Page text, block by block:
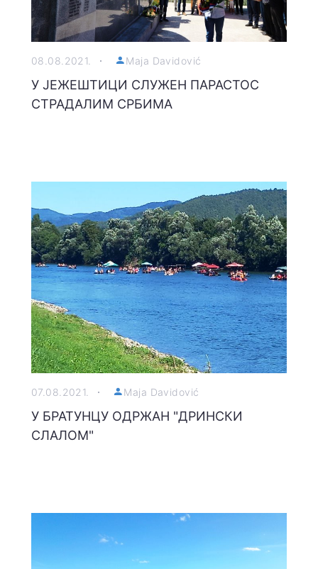
08.08.2021. Maja Davidović
У ЈЕЖЕШТИЦИ СЛУЖЕН ПАРАСТОС
СТРАДАЛИМ СРБИМА
07.08.2021. Maja Davidović
У БРАТУНЦУ ОДРЖАН "ДРИНСКИ
СЛАЛОМ"